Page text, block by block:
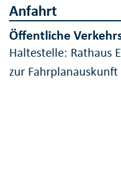
Anfahrt
Öffentliche
Haltestelle: Rathaus
zur Fahrplanauskunft